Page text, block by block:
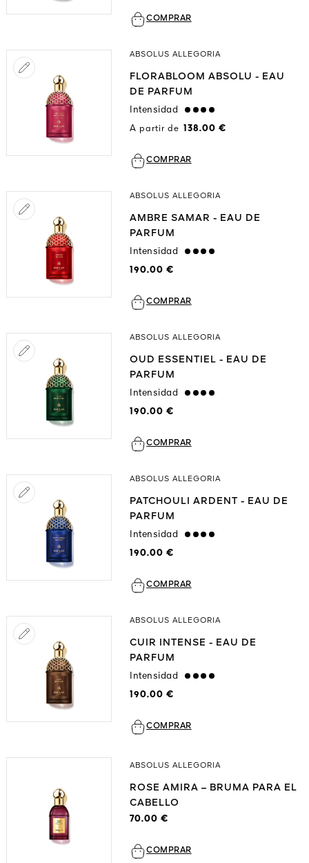
COMPRAR
ABSOLUS ALLEGORIA
FLORABLOOM ABSOLU - EAU
DE PARFUM
Intensidad
strong
A partir de 138.00 €
COMPRAR
ABSOLUS ALLEGORIA
AMBRE SAMAR - EAU DE
PARFUM
Intensidad
strong
190.00 €
COMPRAR
ABSOLUS ALLEGORIA
OUD ESSENTIEL - EAU DE
PARFUM
Intensidad
strong
190.00 €
COMPRAR
ABSOLUS ALLEGORIA
PATCHOULI ARDENT - EAU DE
PARFUM
Intensidad
strong
190.00 €
COMPRAR
ABSOLUS ALLEGORIA
CUIR INTENSE - EAU DE
PARFUM
Intensidad
strong
190.00 €
COMPRAR
ABSOLUS ALLEGORIA
ROSE AMIRA – BRUMA PARA EL
CABELLO
70.00 €
COMPRAR